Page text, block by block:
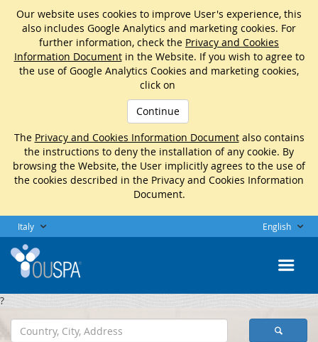
Our website uses cookies to improve User's experience, this
also includes Google Analytics and marketing cookies. For
further information, check the Privacy and Cookies
Information Documentin the Website. If you wish to agree to
the use of Google Analytics Cookies and marketing cookies,
click on
Continue
The Privacy and Cookies Information Documentalso contains
the instructions to deny the installation of any cookie. By
browsing the Website, the User implicitly agrees to the use of
the cookies described in the Privacy and Cookies Information
Document.
Italy English
?